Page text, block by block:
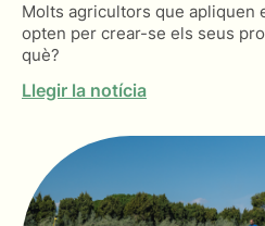
Molts agricultors que apliquen
opten per crear-se els seus
què?
Llegir la notícia